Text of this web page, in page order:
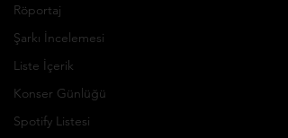
Röportaj
Şarkı İncelemesi
Liste İçerik
Konser Günlüğü
Spotify Listesi